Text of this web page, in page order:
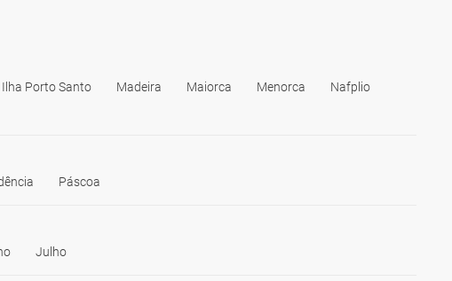
Ilha Porto Santo Madeira Maiorca Menorca
Nafplio
Páscoa
Julho